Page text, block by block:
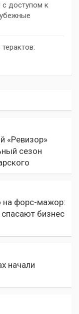
с доступом к
«Ревизор»
сезон
на форс-мажор:
бизнес
начали